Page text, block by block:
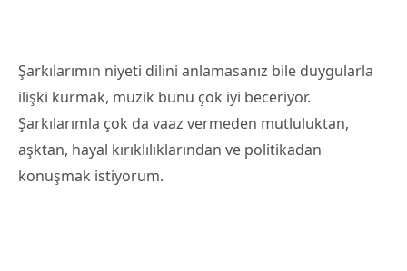
Şarkılarımın niyeti dilini anlamasanız bile duygularla
ilişki kurmak, müzik bunu çok iyi beceriyor.
Şarkılarımla çok da vaaz vermeden mutluluktan,
aşktan, hayal kırıklılıklarından ve politikadan
konuşmak istiyorum.